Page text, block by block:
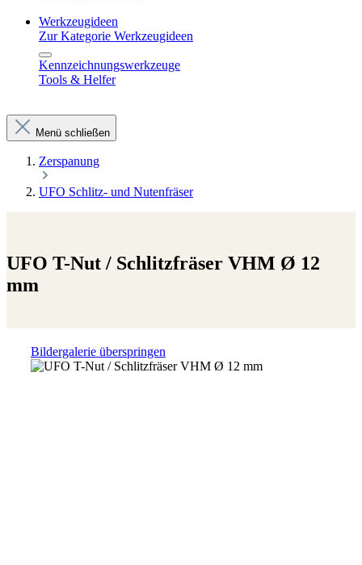
Werkzeugideen
Zur Kategorie Werkzeugideen
Kennzeichnungswerkzeuge
Tools & Helfer
Menü schließen
Zerspanung
UFO Schlitz- und Nutenfräser
UFO T-Nut / Schlitzfräser VHM Ø 12
mm
Bildergalerie überspringen